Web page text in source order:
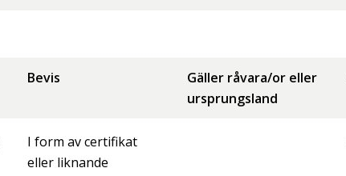
Bevis
Gäller råvara/or eller
ursprungsland
I form av certifikat
eller liknande